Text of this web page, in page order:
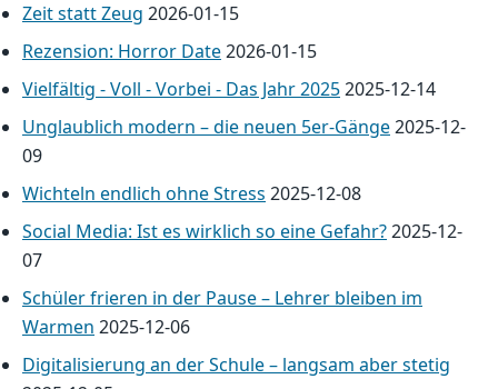
Zeit statt Zeug 2026-01-15
Rezension: Horror Date2026-01-15
Vielfältig - Voll - Vorbei - Das Jahr 20252025-12-14
Unglaublich modern – die neuen 5er-Gänge2025-12-
09
Wichteln endlich ohne Stress 2025-12-08
Social Media: Ist es wirklich so eine Gefahr?2025-12-
07
Schüler frieren in der Pause – Lehrer bleiben im
Warmen 2025-12-06
Digitalisierung an der Schule – langsam aber stetig